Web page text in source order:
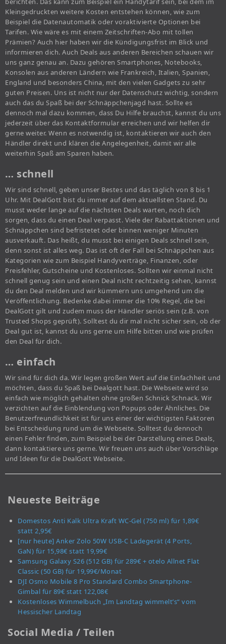
Kleingedruckten weitere Kosten entstehen können, wie zum
Beispiel die Datenautomatik oder voraktivierte Optionen bei
Tarifen. Wie wäre es mit einem Zeitschriften-Abo mit tollen
Prämien? Auch hier haben wir die Kündigungsfrist im Blick und
informieren dich. Auch Deals aus anderen Bereichen schauen wir
uns ganz genau an. Dazu gehören Smartphones, Notebooks,
Konsolen aus anderen Ländern wie Frankreich, Italien, Spanien,
England und besonders China, mit den vielen Gadgets zu sehr
guten Preisen. Uns ist nicht nur der Datenschutz wichtig, sondern
auch das du Spaß bei der Schnäppchenjagd hast. Sollte es
dennoch mal dazu kommen, dass Du Hilfe brauchst, kannst du uns
jederzeit über das Kontaktformular erreichen und wir helfen dir
gerne weiter. Wenn es notwendig ist, kontaktieren wir auch den
Händler direkt und klären die Angelegenheit, damit wir alle
weiterhin Spaß am Sparen haben.
… schnell
Wir sind schnell, geben unser Bestes und das täglich von 8 bis 1
Uhr. Mit DealGott bist du immer auf dem aktuellsten Stand. Du
musst weder lange auf die nächsten Deals warten, noch dich
sorgen, dass du einen Deal verpasst. Viele der Rabattaktionen und
Schnäppchen sind befristetet oder binnen weniger Minuten
ausverkauft. Das heißt, du musst bei einigen Deals schnell sein,
denn sonst ist alles weg. Das ist oft der Fall bei Schnäppchen aus
Kategorien wie zum Beispiel Handyverträge, Finanzen, oder
Preisfehler, Gutscheine und Kostenloses. Sollten wir einmal nicht
schnell genug sein und einen Deal nicht rechtzeitig sehen, kannst
du den Deal melden und wir kümmern uns umgehend um die
Veröffentlichung. Bedenke dabei immer die 10% Regel, die bei
DealGott gilt und zudem muss der Händler seriös sein (z.B. von
Trusted Shops geprüft). Solltest du dir mal nicht sicher sein, ob der
Deal gut ist, kannst du uns gerne um Hilfe bitten und wie prüfen
den Deal für dich.
… einfach
Wir sind für dich da. Wir legen großen Wert auf die Einfachheit und
möchten, dass du Spaß bei Dealgott hast. Die Webseite wird so
einfach wie möglich gehalten ohne großen Schnick Schnack. Wir
verzichten auf die Einblendung von Popups oder Ähnliches. Die
Benutzerfreundlichkeit ist für uns einer der wichtigsten Faktoren
bei Entscheidung rund um die Webseite. Solltest du dennoch
einen Fehler finden, zum Beispiel bei der Darstellung eines Deals,
dann kontaktiere uns gerne. Wir freuen uns auch über Vorschläge
und Ideen für die DealGott Webseite.
Neueste Beiträge
Domestos Anti Kalk Ultra Kraft WC-Gel (750 ml) für 1,89€
statt 2,95€
[nur heute] Anker Zolo 50W USB-C Ladegerät (4 Ports,
GaN) für 15,98€ statt 19,99€
Samsung Galaxy S26 (512 GB) für 289€ + otelo Allnet Flat
Classic (50 GB) für 19,99€/Monat
DJI Osmo Mobile 8 Pro Standard Combo Smartphone-
Gimbal für 89€ statt 122,08€
Kostenloses Wimmelbuch „Im Landtag wimmelt’s“ vom
Hessischer Landtag
Social Media / Teilen